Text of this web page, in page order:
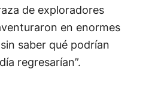
de exploradores
en enormes
saber qué podrían
regresarían”.